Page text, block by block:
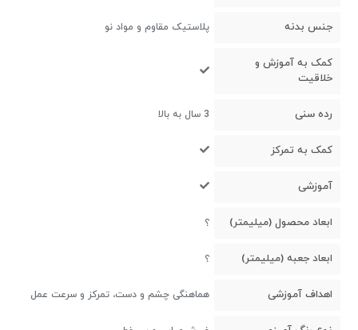
جنس بدنه پلاستیک مقاوم و مواد نو
کمک به آموزش و
خلاقیت
رده سنی 3 سال به بالا
کمک به تمرکز
آموزشی
ابعاد محصول (میلیمتر) ؟
ابعاد جعبه (میلیمتر) ؟
اهداف آموزشی هماهنگی چشم و دست، تمرکز و سرعت عمل